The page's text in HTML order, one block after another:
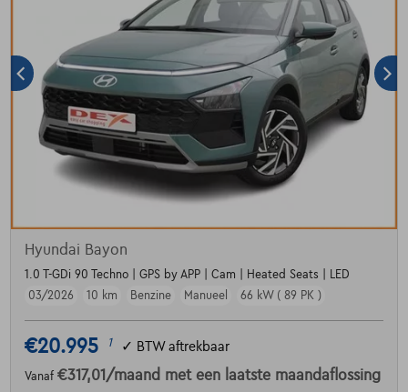
Hyundai Bayon
1.0 T-GDi 90 Techno | GPS by APP | Cam | Heated Seats | LED
03/2026
10 km Benzine Manueel 66 kW ( 89 PK )
€20.995 1 ✓ BTW aftrekbaar
Vanaf €317,01 /maand met een laatste maandaflossing